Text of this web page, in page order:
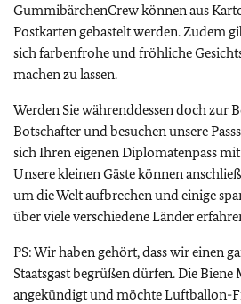
GummibärchenCrew können aus
Postkarten gebastelt werden. Zudem
sich farbenfrohe und fröhliche
machen zu lassen.
Werden Sie währenddessen doch zur
Botschafter und besuchen unsere
sich Ihren eigenen Diplomatenpass mit
Unsere kleinen Gäste können
um die Welt aufbrechen und einige
über viele verschiedene Länder
PS: Wir haben gehört, dass wir einen
Staatsgast begrüßen dürfen. Die Biene
angekündigt und möchte Luftballon-